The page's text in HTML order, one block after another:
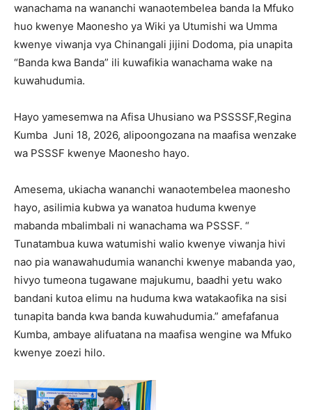
wanachama na wananchi wanaotembelea banda la Mfuko
huo kwenye Maonesho ya Wiki ya Utumishi wa Umma
kwenye viwanja vya Chinangali jijini Dodoma, pia unapita
“Banda kwa Banda” ili kuwafikia wanachama wake na
kuwahudumia.
Hayo yamesemwa na Afisa Uhusiano wa PSSSSF,Regina
Kumba Juni 18, 2026, alipoongozana na maafisa wenzake
wa PSSSF kwenye Maonesho hayo.
Amesema, ukiacha wananchi wanaotembelea maonesho
hayo, asilimia kubwa ya wanatoa huduma kwenye
mabanda mbalimbali ni wanachama wa PSSSF. “
Tunatambua kuwa watumishi walio kwenye viwanja hivi
nao pia wanawahudumia wananchi kwenye mabanda yao,
hivyo tumeona tugawane majukumu, baadhi yetu wako
bandani kutoa elimu na huduma kwa watakaofika na sisi
tunapita banda kwa banda kuwahudumia.” amefafanua
Kumba, ambaye alifuatana na maafisa wengine wa Mfuko
kwenye zoezi hilo.